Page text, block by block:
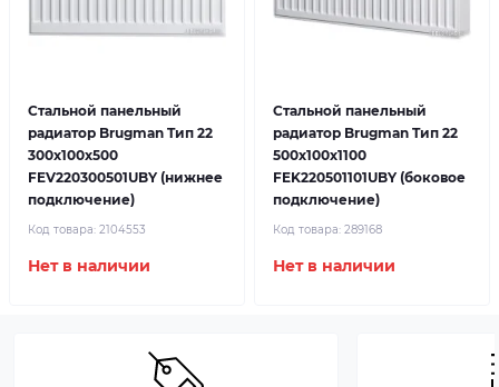
Стальной панельный
радиатор Brugman Tип 22
300x100x500
FEV220300501UBY (нижнее
подключение)
Код товара: 2104553
Нет в наличии
Стальной панельный
радиатор Brugman Tип 22
500x100x1100
FEK220501101UBY (боковое
подключение)
Код товара: 289168
Нет в наличии